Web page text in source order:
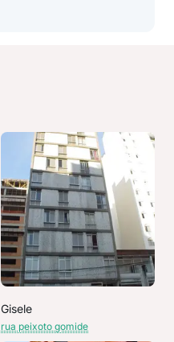
Gisele
rua peixoto gomide